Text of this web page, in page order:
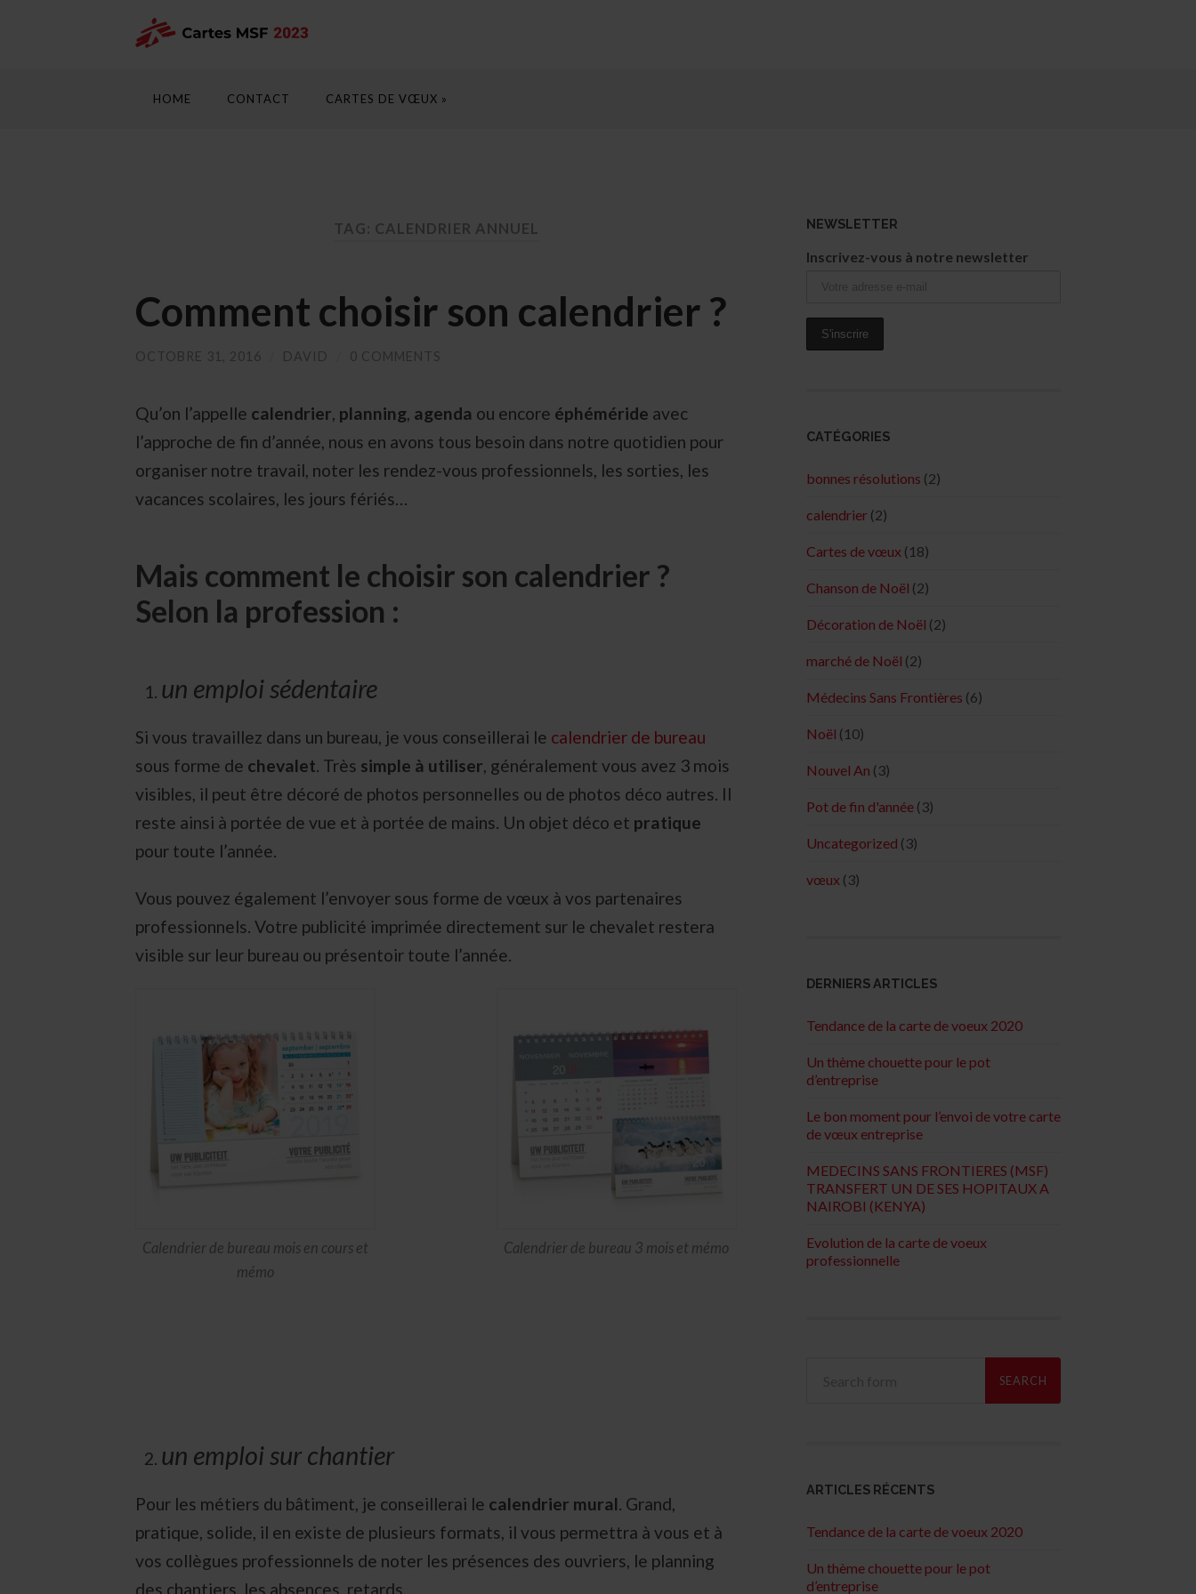
HOME CONTACT CARTES DE VŒUX »
TAG: CALENDRIER ANNUEL
Comment choisir son calendrier ?
OCTOBRE 31, 2016 DAVID 0 COMMENTS
Qu’on l’appelle calendrier, planning, agenda ou encore éphéméride avec
l’approche de fin d’année, nous en avons tous besoin dans notre quotidien pour
organiser notre travail, noter les rendez-vous professionnels, les sorties, les
vacances scolaires, les jours fériés…
Mais comment le choisir son calendrier ?
Selon la profession :
un emploi sédentaire
Si vous travaillez dans un bureau, je vous conseillerai le calendrier de bureau
sous forme de chevalet . Très simple à utiliser , généralement vous avez 3 mois
visibles, il peut être décoré de photos personnelles ou de photos déco autres. Il
reste ainsi à portée de vue et à portée de mains. Un objet déco et pratique
pour toute l’année.
Vous pouvez également l’envoyer sous forme de vœux à vos partenaires
professionnels. Votre publicité imprimée directement sur le chevalet restera
visible sur leur bureau ou présentoir toute l’année.
Calendrier de bureau mois en cours et
mémo
Calendrier de bureau 3 mois et mémo
un emploi sur chantier
Pour les métiers du bâtiment, je conseillerai le calendrier mural. Grand,
pratique, solide, il en existe de plusieurs formats, il vous permettra à vous et à
vos collègues professionnels de noter les présences des ouvriers, le planning
des chantiers, les absences, retards…
NEWSLETTER
Inscrivez-vous à notre newsletter
CATÉGORIES
bonnes résolutions (2)
calendrier (2)
Cartes de vœux (18)
Chanson de Noël (2)
Décoration de Noël (2)
marché de Noël (2)
Médecins Sans Frontières (6)
Noël (10)
Nouvel An (3)
Pot de fin d'année (3)
Uncategorized (3)
vœux (3)
DERNIERS ARTICLES
Tendance de la carte de voeux 2020
Un thème chouette pour le pot
d’entreprise
Le bon moment pour l’envoi de votre carte
de vœux entreprise
MEDECINS SANS FRONTIERES (MSF)
TRANSFERT UN DE SES HOPITAUX A
NAIROBI (KENYA)
Evolution de la carte de voeux
professionnelle
ARTICLES RÉCENTS
Tendance de la carte de voeux 2020
Un thème chouette pour le pot
d’entreprise